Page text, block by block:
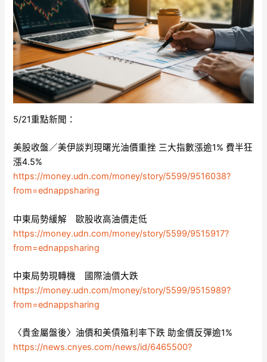
5/21重點新聞：
美股收盤／美伊談判現曙光油價重挫 三大指數漲逾1% 費半狂
漲4.5%
https://money.udn.com/money/story/5599/9516038?
from=ednappsharing
中東局勢緩解 歐股收高油價走低
https://money.udn.com/money/story/5599/9515917?
from=ednappsharing
中東局勢現轉機 國際油價大跌
https://money.udn.com/money/story/5599/9515989?
from=ednappsharing
〈貴金屬盤後〉油價和美債殖利率下跌 助金價反彈逾1%
https://news.cnyes.com/news/id/6465500?